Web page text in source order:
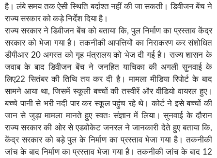
है। लंबे समय तक ऐसी स्थिति बर्दाश्त नहीं की जा सकती। डिवीजन बेंच ने
राज्य सरकार को कड़े निर्देश दिया है।
राज्य सरकार ने डिवीजन बेंच को बताया कि, पुल निर्माण का प्रस्ताव केंद्र
सरकार को भेजा गया है। तकनीकी आपत्तियों का निराकरण कर संशोधित
डीपीआर 20 अगस्त को गृह मंत्रालय को भेज दी गई है। राज्य शासन के
जवाब के बाद डिवीजन बेंच ने जनहित याचिका की अगली सुनवाई के
लिए22 सितंबर की तिथि तय कर दी है। मामला मीडिया रिपोर्ट के बाद
सामने आया था, जिसमें स्कूली बच्चों की तस्वीरें और वीडियो वायरल हुए।
बच्चे पानी से भरी नदी पार कर स्कूल पहुंच रहे थे। कोर्ट ने इसे बच्चों की
जान से जुड़ा मामला मानते हुए स्वतः संज्ञान में लिया। सुनवाई के दौरान
राज्य सरकार की ओर से एडवोकेट जनरल ने जानकारी देते हुए बताया कि,
केंद्र सरकार को बड़े पुल के निर्माण का प्रस्ताव भेजा गया है। तकनीकी
जांच के बाद निर्माण का प्रस्ताव भेजा गया है। तकनीकी जांच के बाद 12